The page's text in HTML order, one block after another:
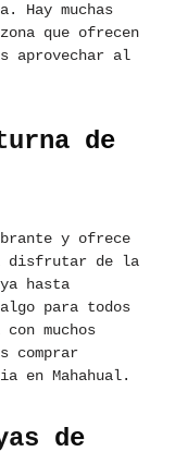
Hay muchas
que ofrecen
aprovechar al
de
y ofrece
disfrutar de la
hasta
para todos
muchos
comprar
en Mahahual.
de